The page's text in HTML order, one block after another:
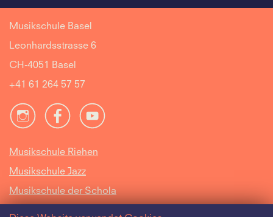
Musikschule Basel
Leonhardsstrasse 6
CH-4051 Basel
+41 61 264 57 57
Musikschule Riehen
Musikschule Jazz
Musikschule der Schola